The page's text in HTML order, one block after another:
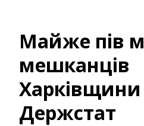
Майже пів
мешканців
Харківщини
Держстат